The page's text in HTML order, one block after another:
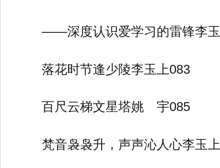
——深度认识爱学习的雷锋李
落花时节逢少陵李玉上083
百尺云梯文星塔姚 宇085
梵音袅袅升，声声沁人心李玉